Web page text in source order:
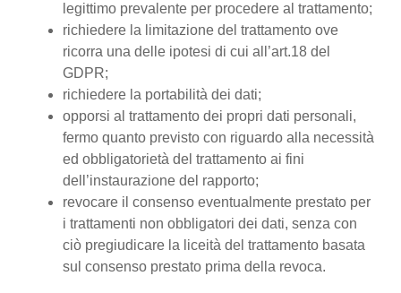
legittimo prevalente per procedere al trattamento;
richiedere la limitazione del trattamento ove
ricorra una delle ipotesi di cui all’art.18 del
GDPR;
richiedere la portabilità dei dati;
opporsi al trattamento dei propri dati personali,
fermo quanto previsto con riguardo alla necessità
ed obbligatorietà del trattamento ai fini
dell’instaurazione del rapporto;
revocare il consenso eventualmente prestato per
i trattamenti non obbligatori dei dati, senza con
ciò pregiudicare la liceità del trattamento basata
sul consenso prestato prima della revoca.